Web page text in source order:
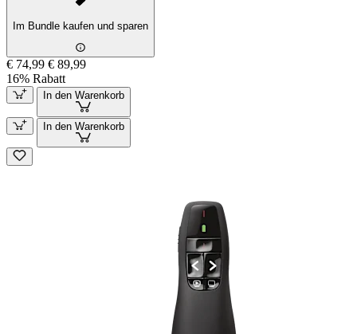
Im Bundle kaufen und sparen
€ 74,99 € 89,99
16% Rabatt
In den Warenkorb
In den Warenkorb